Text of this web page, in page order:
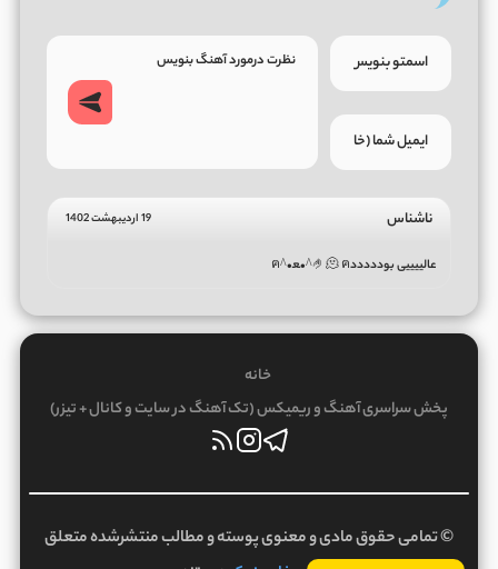
ناشناس 19 اردیبهشت 1402
عالییییی بوددددد🤌🫠 ฅ^•ﻌ•^ฅ
خانه
پخش سراسری آهنگ و ریمیکس (تک آهنگ در سایت و کانال + تیزر)
© تمامی حقوق مادی و معنوی پوسته و مطالب منتشرشده متعلق